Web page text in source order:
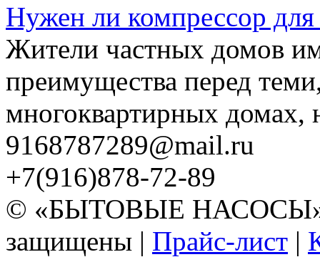
Нужен ли компрессор для
Жители частных домов
преимущества перед
многоквартирных домах,
9168787289@mail.ru
+7(916)878-72-89
© «БЫТОВЫЕ НАСОСЫ»
защищены | Прайс-лист |